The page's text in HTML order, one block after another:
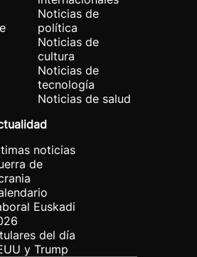
Noticias de
política
Noticias de
cultura
Noticias de
tecnología
Noticias de salud
noticias
de
Euskadi
del día
y Trump